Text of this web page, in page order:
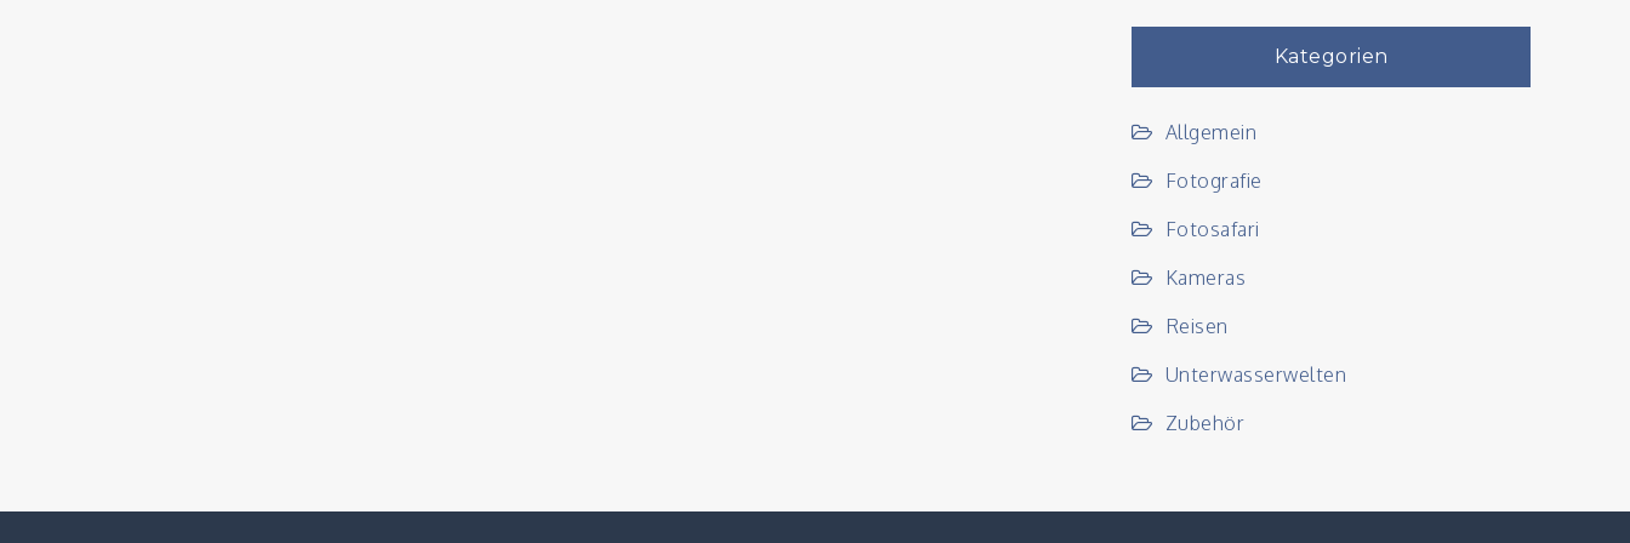
Kategorien
Allgemein
Fotografie
Fotosafari
Kameras
Reisen
Unterwasserwelten
Zubehör